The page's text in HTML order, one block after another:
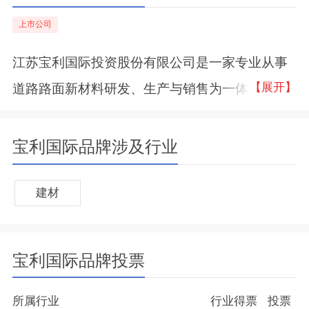
上市公司
江苏宝利国际投资股份有限公司是一家专业从事
道路路面新材料研发、生产与销售为一体的高新
用型改性沥青、高铁乳化沥青等。
【展开】
宝利国际品牌涉及行业
建材
宝利国际品牌投票
所属行业 行业得票 投票